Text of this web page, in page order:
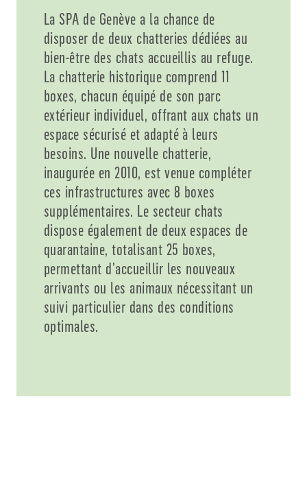
La SPA de Genève a la chance de
disposer de deux chatteries dédiées au
bien-être des chats accueillis au refuge.
La chatterie historique comprend 11
boxes, chacun équipé de son parc
extérieur individuel, offrant aux chats un
espace sécurisé et adapté à leurs
besoins. Une nouvelle chatterie,
inaugurée en 2010, est venue compléter
ces infrastructures avec 8 boxes
supplémentaires. Le secteur chats
dispose également de deux espaces de
quarantaine, totalisant 25 boxes,
permettant d’accueillir les nouveaux
arrivants ou les animaux nécessitant un
suivi particulier dans des conditions
optimales.